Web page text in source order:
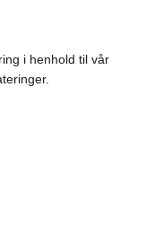
i henhold til vår